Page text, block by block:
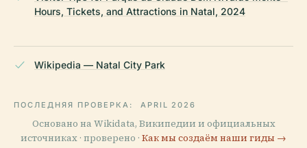
Hours, Tickets, and Attractions in Natal, 2024
Wikipedia — Natal City Park
ПОСЛЕДНЯЯ ПРОВЕРКА: APRIL 2026
Основано на Wikidata, Википедии и официальных
источниках · проверено · Как мы создаём наши гиды →